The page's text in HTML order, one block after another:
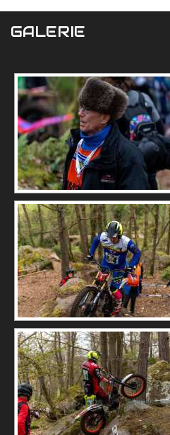
GALERIE